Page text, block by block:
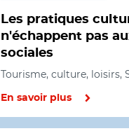
Les pratiques
n'échappent pas
sociales
Tourisme, culture, loisirs,
En savoir plus